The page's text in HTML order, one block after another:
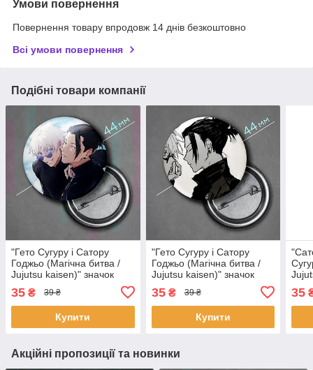
Умови повернення
Повернення товару впродовж 14 днів безкоштовно
Всі умови повернення
Подібні товари компанії
"Гето Сугуру і Сатору
Годжьо (Магічна битва /
Jujutsu kaisen)" значок
мм
35 ₴ 39 ₴
Купити
"Гето Сугуру і Сатору
Годжьо (Магічна битва /
Jujutsu kaisen)" значок
мм
35₴ 39 ₴
Купити
мм
35
Акційні пропозиції та новинки